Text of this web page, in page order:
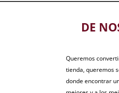
DE
Queremos
tienda, queremos
donde encontrar